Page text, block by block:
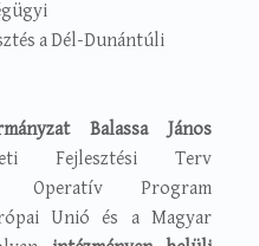
a Dél-Dunántúli
Balassa János
Fejlesztési Terv
Operatív Program
Unió és a Magyar